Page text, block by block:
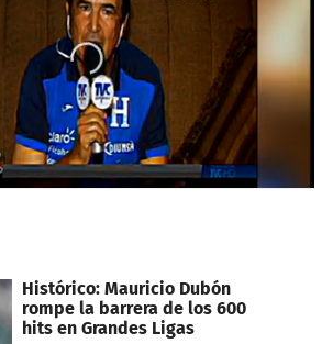
Histórico: Mauricio Dubón
rompe la barrera de los 600
hits en Grandes Ligas